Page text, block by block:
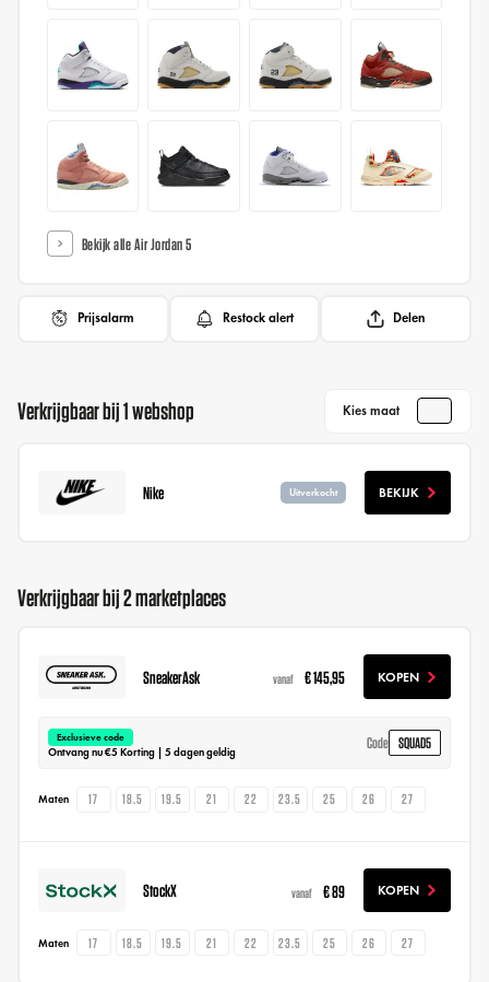
Bekijk alle Air Jordan 5
Prijsalarm Restock alert Delen
Verkrijgbaar bij 1 webshop Kies maat
Nike Uitverkocht BEKIJK
Verkrijgbaar bij 2 marketplaces
SneakerAsk vanaf € 145,95 KOPEN
Exclusieve code
Ontvang nu €5 Korting | 5 dagen geldig
Code SQUAD5
Maten 17 18.5 19.5 21 22 23.5 25 26 27
StockX vanaf € 89 KOPEN
Maten 17 18.5 19.5 21 22 23.5 25 26 27